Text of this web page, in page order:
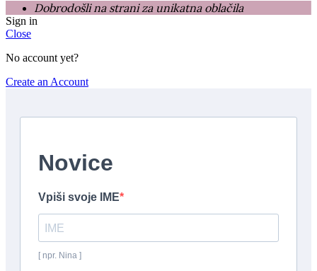
Dobrodošli na strani za unikatna oblačila
Sign in
Close
No account yet?
Create an Account